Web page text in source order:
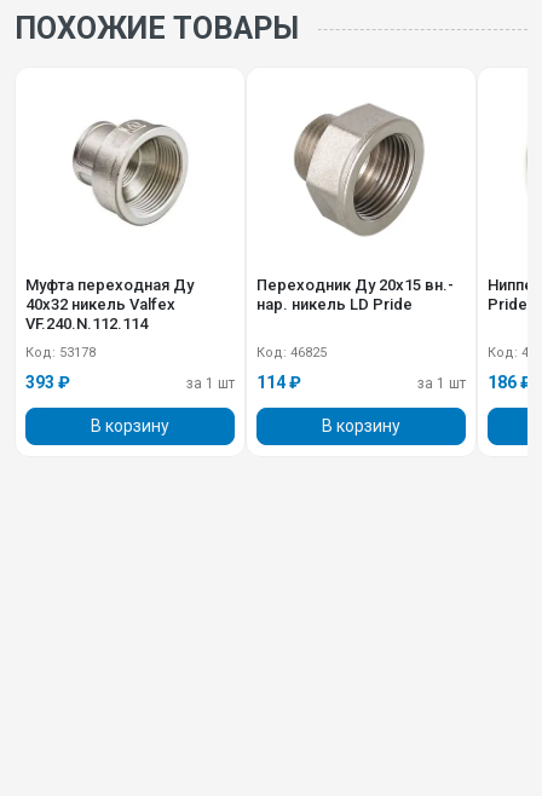
ПОХОЖИЕ ТОВАРЫ
Муфта переходная Ду
40х32 никель Valfex
VF.240.N.112.114
Код: 53178
393 ₽ за 1 шт
В корзину
Переходник Ду 20х15 вн.-
нар. никель LD Pride
Код: 46825
114 ₽ за 1 шт
В корзину
Pride
Код:
186 ₽